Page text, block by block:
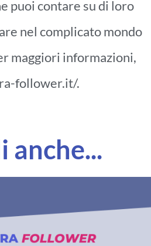
puoi contare su di loro
nel complicato mondo
maggiori informazioni,
follower.it/.
anche...